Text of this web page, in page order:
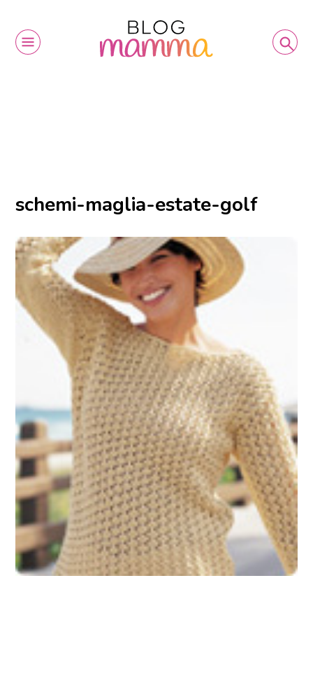
schemi-maglia-estate-golf